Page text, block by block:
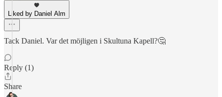
Liked by Daniel Alm
Tack Daniel. Var det möjligen i Skultuna Kapell?🤔
Reply (1)
Share